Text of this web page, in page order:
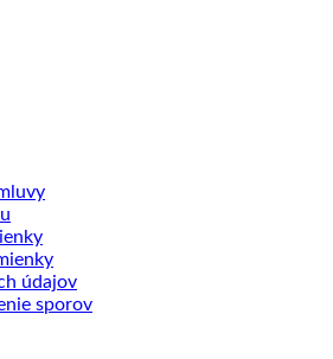
údajov
sporov